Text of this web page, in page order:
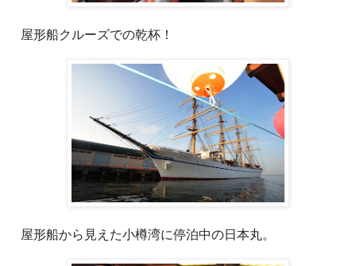
屋形船クルーズでの乾杯！
屋形船から見えた小樽湾に停泊中の日本丸。